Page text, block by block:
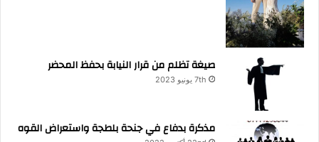
صيغة تظلم من قرار النيابة بحفظ المحضر
7th يونيو 2023
مذكرة بدفاع في جنحة بلطجة واستعراض القوه